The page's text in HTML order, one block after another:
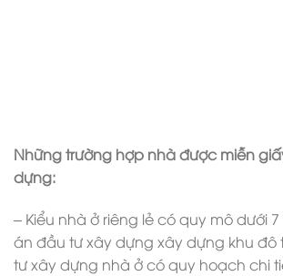
Những trường hợp nhà được miễn
dựng:
– Kiểu nhà ở riêng lẻ có quy mô dưới
án đầu tư xây dựng xây dựng khu đô
tư xây dựng nhà ở có quy hoạch chi